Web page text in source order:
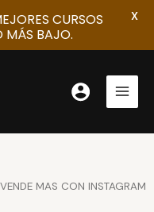
MAS CON INSTAGRAM
CURSOS
MÁS BAJO.
X